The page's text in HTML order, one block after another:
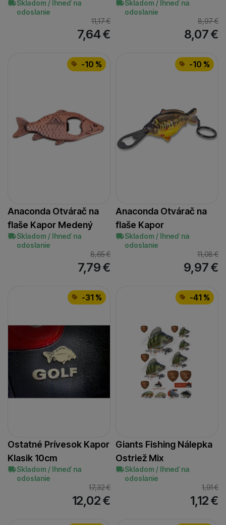
Skladom / Ihneď na
odoslanie
11,17€
7,64€
Skladom / Ihneď na
odoslanie
8,97€
8,07€
-10 %
Anaconda Otvárač na
flaše Kapor Medený
Skladom / Ihneď na
odoslanie
8,65€
7,79€
-10 %
Anaconda Otvárač na
flaše Kapor
Skladom / Ihneď na
odoslanie
11,08€
9,97€
-31 %
Ostatné Prívesok Kapor
Klasik 10cm
Skladom / Ihneď na
odoslanie
17,32€
12,02€
-41 %
Giants Fishing Nálepka
Ostriež Mix
Skladom / Ihneď na
odoslanie
1,91€
1,12€